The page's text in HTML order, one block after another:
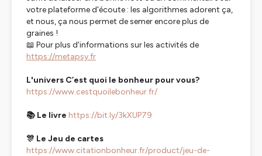
votre plateforme d'écoute : les algorithmes adorent ça,
et nous, ça nous permet de semer encore plus de
graines !
📖 Pour plus d'informations sur les activités de
https://metapsy.fr
L'univers C’est quoi le bonheur pour vous?
https://www.cestquoilebonheur.fr/
📚 Le livre https://bit.ly/3kXUP79
🎊 Le Jeu de cartes
https://www.citationbonheur.fr/product/jeu-de-